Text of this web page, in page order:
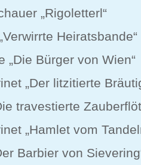
„Rigoletterl“
Heiratsbande“
Bürger von Wien“
„Der litzitierte
travestierte
„Hamlet vom
Barbier von